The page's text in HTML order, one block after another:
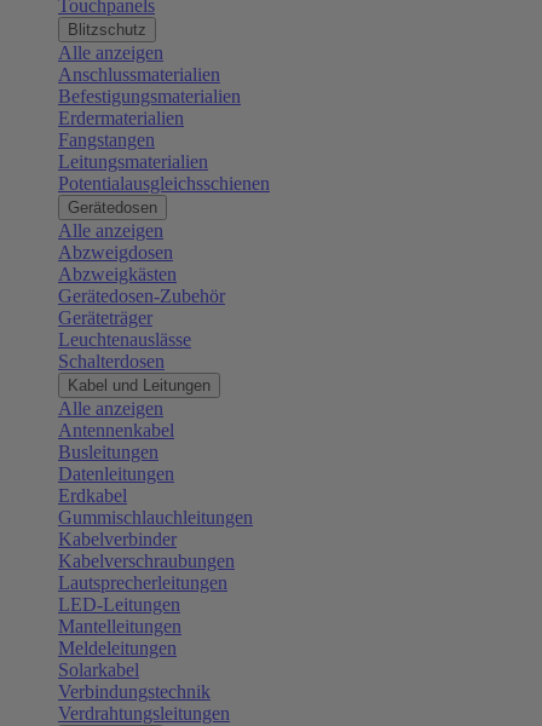
Touchpanels
Blitzschutz
Alle anzeigen
Anschlussmaterialien
Befestigungsmaterialien
Erdermaterialien
Fangstangen
Leitungsmaterialien
Potentialausgleichsschienen
Gerätedosen
Alle anzeigen
Abzweigdosen
Abzweigkästen
Gerätedosen-Zubehör
Geräteträger
Leuchtenauslässe
Schalterdosen
Kabel und Leitungen
Alle anzeigen
Antennenkabel
Busleitungen
Datenleitungen
Erdkabel
Gummischlauchleitungen
Kabelverbinder
Kabelverschraubungen
Lautsprecherleitungen
LED-Leitungen
Mantelleitungen
Meldeleitungen
Solarkabel
Verbindungstechnik
Verdrahtungsleitungen